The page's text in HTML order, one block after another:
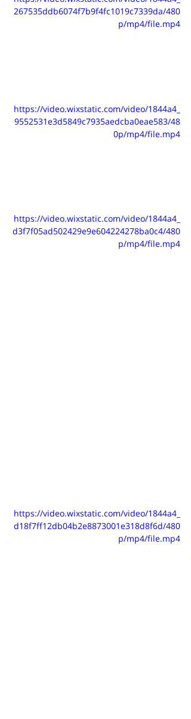
267535ddb6074f7b9f4fc1019c7339da/480
p/mp4/file.mp4
https://video.wixstatic.com/video/1844a4_
9552531e3d5849c7935aedcba0eae583/48
0p/mp4/file.mp4
https://video.wixstatic.com/video/1844a4_
d3f7f05ad502429e9e604224278ba0c4/480
p/mp4/file.mp4
https://video.wixstatic.com/video/1844a4_
d18f7ff12db04b2e8873001e318d8f6d/480
p/mp4/file.mp4